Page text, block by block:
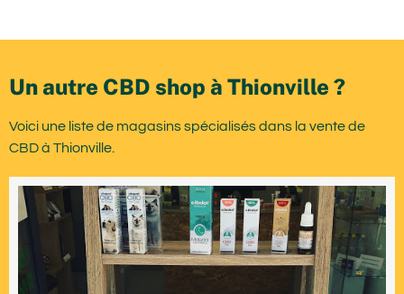
Un autre CBD shop à Thionville ?
Voici une liste de magasins spécialisés dans la vente de
CBD à Thionville.